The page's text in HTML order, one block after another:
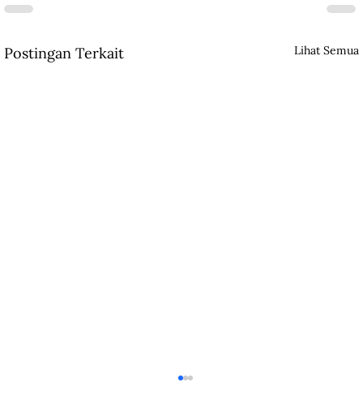
Postingan Terkait Lihat Semua